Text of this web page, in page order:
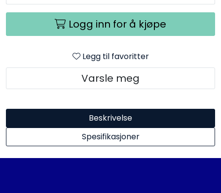
Logg inn for å kjøpe
Legg til favoritter
Varsle meg
Beskrivelse
Spesifikasjoner